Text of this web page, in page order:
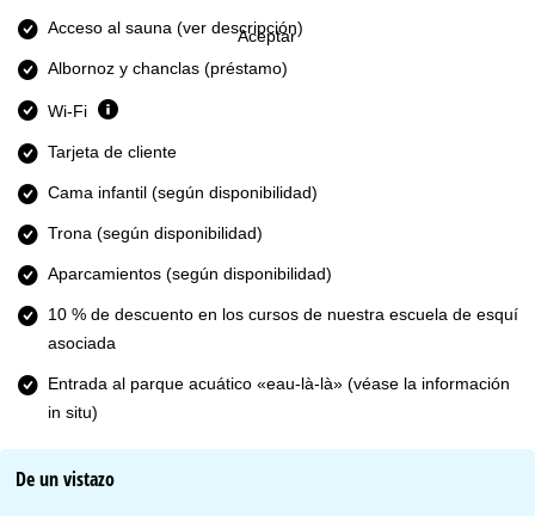
Aceptar
p
a
l
Acceso al sauna (ver descripción)
Albornoz y chanclas (préstamo)
Wi-Fi
Tarjeta de cliente
Cama infantil (según disponibilidad)
Trona (según disponibilidad)
Aparcamientos (según disponibilidad)
10 % de descuento en los cursos de nuestra escuela de esquí
asociada
Entrada al parque acuático «eau-là-là» (véase la información
in situ)
De un vistazo